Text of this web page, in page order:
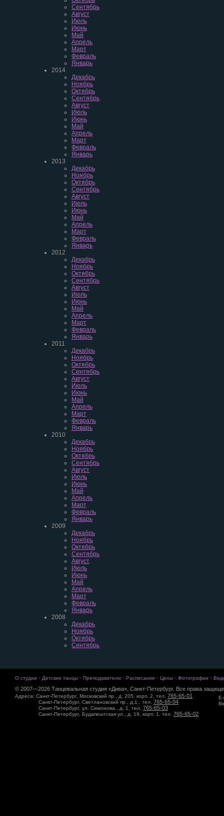
Сентябрь
Август
Июль
Июнь
Май
Апрель
Март
Февраль
Январь
2014
Декабрь
Ноябрь
Октябрь
Сентябрь
Август
Июль
Июнь
Май
Апрель
Март
Февраль
Январь
2013
Декабрь
Ноябрь
Октябрь
Сентябрь
Август
Июль
Июнь
Май
Апрель
Март
Февраль
Январь
2012
Декабрь
Ноябрь
Октябрь
Сентябрь
Август
Июль
Июнь
Май
Апрель
Март
Февраль
Январь
2011
Декабрь
Ноябрь
Октябрь
Сентябрь
Август
Июль
Июнь
Май
Апрель
Март
Февраль
Январь
2010
Декабрь
Ноябрь
Октябрь
Сентябрь
Август
Июль
Июнь
Май
Апрель
Март
Февраль
Январь
2009
Декабрь
Ноябрь
Октябрь
Сентябрь
Август
Июль
Июнь
Май
Апрель
Март
Февраль
Январь
2008
Декабрь
Ноябрь
Октябрь
Сентябрь
О студии · Детские танцы · Преподаватели · Расписание · Цены · Фотографии ·
© 2007—2026 Танцевальная студия «Дива», Санкт-Петербург. Все права
Адреса: Санкт-Петербург, Московский пр., д. 205, корп. 2, тел. 765-65-01
Санкт-Петербург, Светлановский пр., д.1., тел. 765-65-04
Санкт-Петербург, ул. Симонова., д. 1, тел. 765-65-03
Санкт-Петербург, Будапештская ул., д. 19, корп. 1, тел. 765-65-02